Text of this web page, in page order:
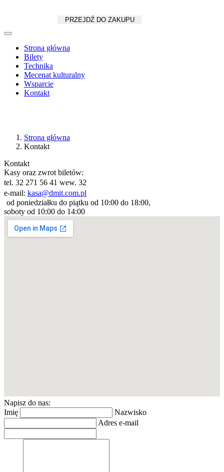
PRZEJDŹ DO ZAKUPU
Strona główna
Bilety
Technika
Mecenat kulturalny
Wsparcie
Kontakt
Strona główna
Kontakt
Kontakt
Kasy oraz zwrot biletów:
tel. 32 271 56 41 wew. 32
e-mail: kasa@dmit.com.pl
od poniedziałku do piątku od 10:00 do 18:00,
soboty od 10:00 do 14:00
Napisz do nas:
Imię
Nazwisko
Adres e-mail